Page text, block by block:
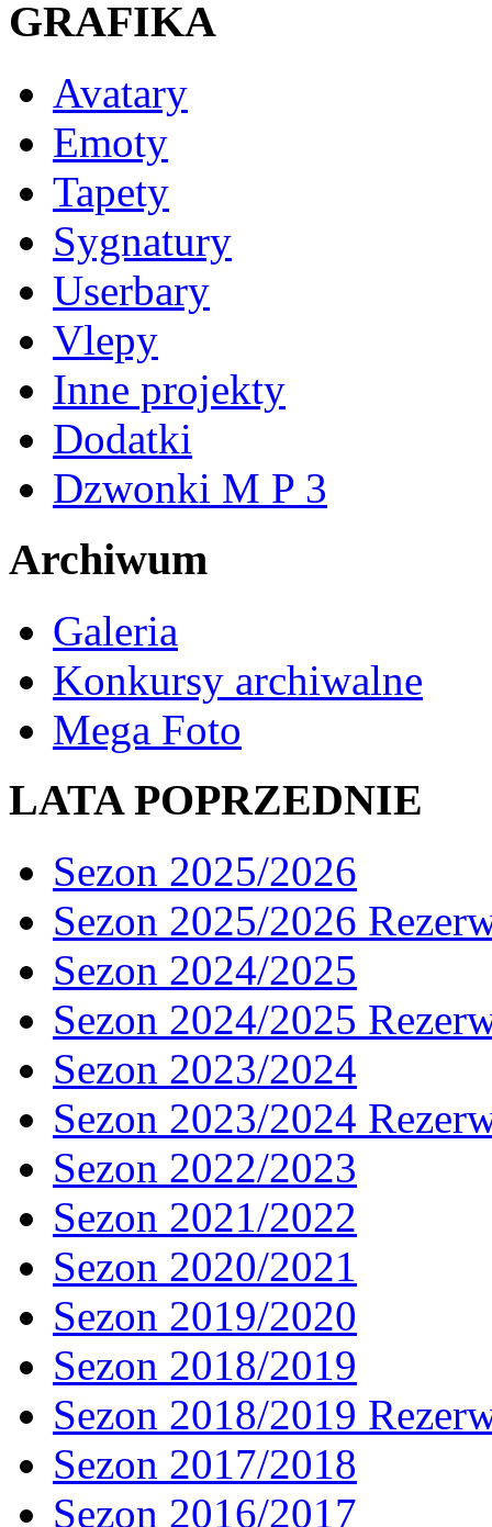
GRAFIKA
Avatary
Emoty
Tapety
Sygnatury
Userbary
Vlepy
Inne projekty
Dodatki
Dzwonki M P 3
Archiwum
Galeria
Konkursy archiwalne
Mega Foto
LATA POPRZEDNIE
Sezon 2025/2026
Sezon 2025/2026
Sezon 2024/2025
Sezon 2024/2025
Sezon 2023/2024
Sezon 2023/2024
Sezon 2022/2023
Sezon 2021/2022
Sezon 2020/2021
Sezon 2019/2020
Sezon 2018/2019
Sezon 2018/2019
Sezon 2017/2018
Sezon 2016/2017